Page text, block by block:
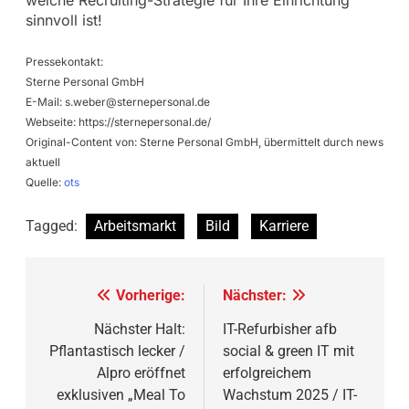
sinnvoll ist!
Pressekontakt:
Sterne Personal GmbH
E-Mail: s.weber@sternepersonal.de
Webseite: https://sternepersonal.de/
Original-Content von: Sterne Personal GmbH, übermittelt durch news
aktuell
Quelle: ots
Tagged: Arbeitsmarkt Bild Karriere
Beitragsnavigation
Vorherige:
Nächster Halt:
Pflantastisch lecker /
Alpro eröffnet
exklusiven „Meal To
Nächster:
IT-Refurbisher afb
social & green IT mit
erfolgreichem
Wachstum 2025 / IT-